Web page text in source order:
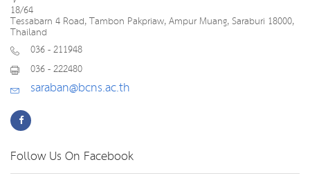
18/64
Tessabarn 4 Road, Tambon Pakpriaw, Ampur Muang, Saraburi 18000,
Thailand
036 - 211948
036 - 222480
saraban@bcns.ac.th
Follow Us On Facebook